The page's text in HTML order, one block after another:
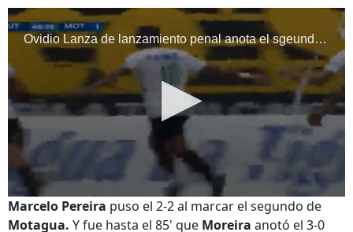
Marcelo Pereira puso el 2-2 al marcar el segundo de
Motagua. Y fue hasta el 85' que Moreira anotó el 3-0